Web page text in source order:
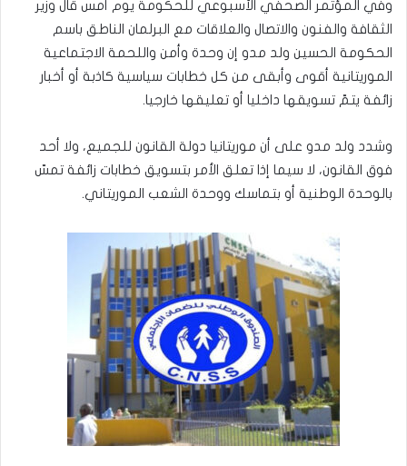
وفي المؤتمر الصحفي الأسبوعي للحكومة يوم أمس قال وزير
الثقافة والفنون والاتصال والعلاقات مع البرلمان الناطق باسم
الحكومة الحسين ولد مدو إن وحدة وأمن واللحمة الاجتماعية
الموريتانية أقوى وأبقى من كل خطابات سياسية كاذبة أو أخبار
زائفة يتمّ تسويقها داخليا أو تعليقها خارجيا.
وشدد ولد مدو على أن موريتانيا دولة القانون للجميع، ولا أحد
فوق القانون، لا سيما إذا تعلق الأمر بتسويق خطابات زائفة تمسّ
بالوحدة الوطنية أو بتماسك ووحدة الشعب الموريتاني.